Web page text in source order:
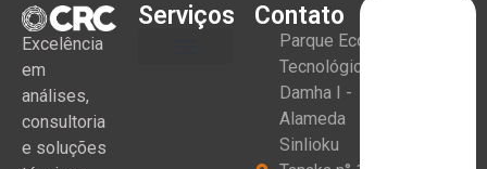
Excelência
em
análises,
consultoria
e soluções
Serviços Contato
Parque Eco
Tecnológico
Damha I -
Alameda
Sinlioku